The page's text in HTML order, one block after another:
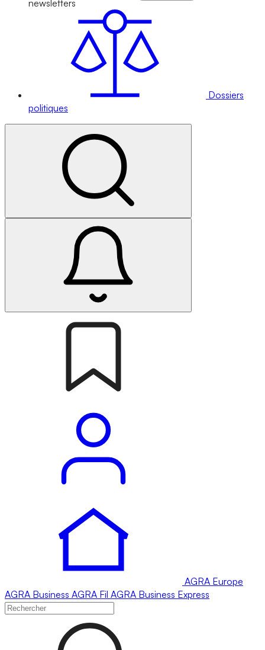
newsletters
Dossiers
politiques
AGRA Europe
AGRA Business AGRA Fil AGRA Business Express